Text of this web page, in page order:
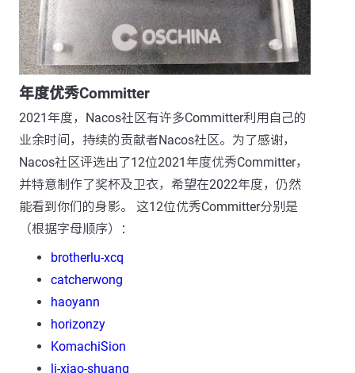
年度优秀Committer
2021年度，Nacos社区有许多Committer利用自己的
业余时间，持续的贡献者Nacos社区。为了感谢，
Nacos社区评选出了12位2021年度优秀Committer，
并特意制作了奖杯及卫衣，希望在2022年度，仍然
能看到你们的身影。 这12位优秀Committer分别是
（根据字母顺序）：
brotherlu-xcq
catcherwong
haoyann
horizonzy
KomachiSion
li-xiao-shuang